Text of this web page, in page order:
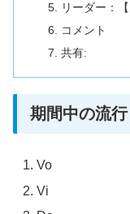
リーダー：
コメント
共有:
期間中の流行
Vo
Vi